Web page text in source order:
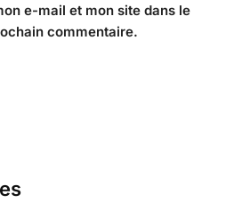
e-mail et mon site dans le
commentaire.